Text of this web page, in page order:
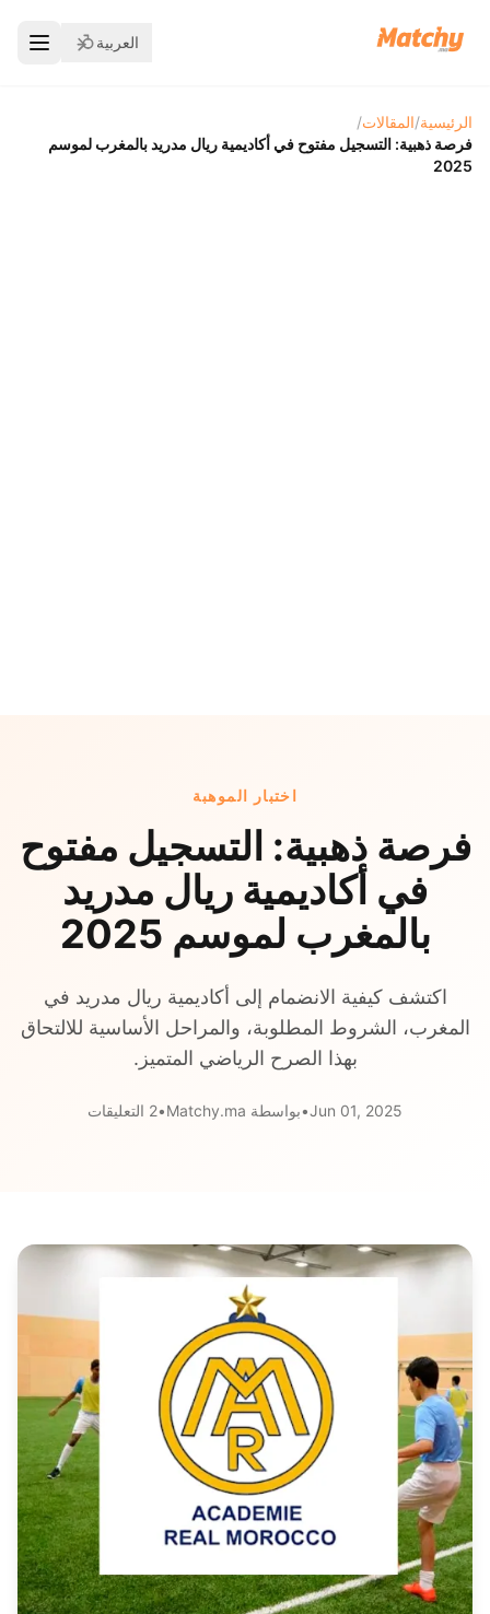
العربية
الرئيسية/المقالات/
فرصة ذهبية: التسجيل مفتوح في أكاديمية ريال مدريد بالمغرب لموسم
2025
اختبار الموهبة
فرصة ذهبية: التسجيل مفتوح
في أكاديمية ريال مدريد
بالمغرب لموسم 2025
اكتشف كيفية الانضمام إلى أكاديمية ريال مدريد في
المغرب، الشروط المطلوبة، والمراحل الأساسية للالتحاق
بهذا الصرح الرياضي المتميز.
Jun 01, 2025
•بواسطة Matchy.ma •2 التعليقات